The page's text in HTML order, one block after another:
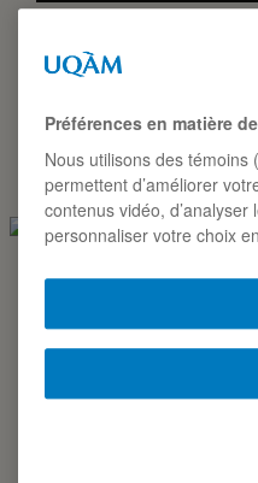
*Ce texte a été rédigé dans
ici tel quel. Contexte de la…
ANABELLE DIONNE ET ALEXIS
COMBAT DES
Les résultats En mars
MKG8407 se sont
Préférences en matière
Nous utilisons des
permettent d’améliorer
contenus vidéo,
personnaliser votre choix